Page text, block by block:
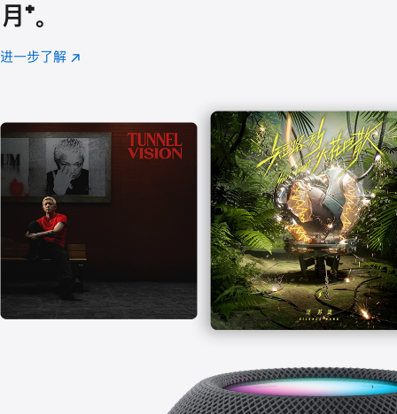
月 脚
注
⁺。
进一步了解 Apple
(在
口
中
打
开)